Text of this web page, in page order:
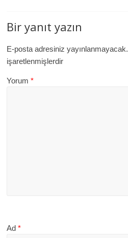
Bir yanıt yazın
E-posta adresiniz yayınlanmayacak.
işaretlenmişlerdir
Yorum*
Ad*